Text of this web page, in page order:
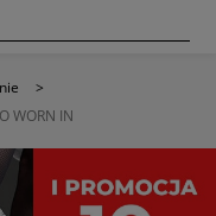
>
WORN IN